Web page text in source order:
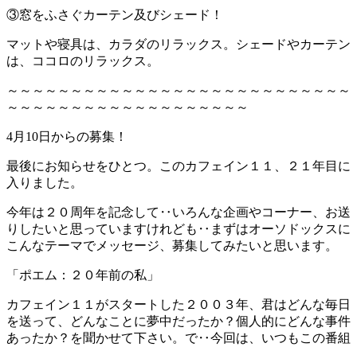
③窓をふさぐカーテン及びシェード！
マットや寝具は、カラダのリラックス。シェードやカーテン
は、ココロのリラックス。
～～～～～～～～～～～～～～～～～～～～～～～～～～～
～～～～～～～～～～～～～～～～～～～
4月10日からの募集！
最後にお知らせをひとつ。このカフェイン１１、２１年目に
入りました。
今年は２０周年を記念して‥いろんな企画やコーナー、お送
りしたいと思っていますけれども‥まずはオーソドックスに
こんなテーマでメッセージ、募集してみたいと思います。
「ポエム：２０年前の私」
カフェイン１１がスタートした２００３年、君はどんな毎日
を送って、どんなことに夢中だったか？個人的にどんな事件
あったか？を聞かせて下さい。で‥今回は、いつもこの番組